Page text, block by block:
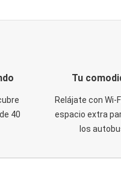
40
Tu
Relájate con
espacio extra
los